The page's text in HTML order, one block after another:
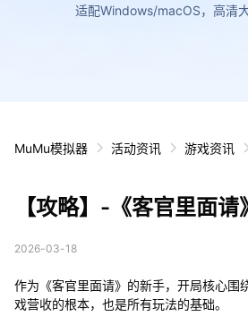
适配Windows/macOS，高清
MuMu模拟器 活动资讯 游戏资讯
【攻略】-《客官里面
2026-03-18
作为《客官里面请》的新手，开局核心围
戏营收的根本，也是所有玩法的基础。